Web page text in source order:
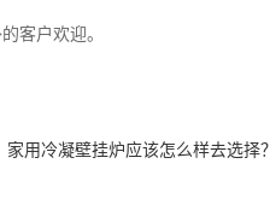
客户欢迎。
家用冷凝壁挂炉应该怎么样去选择？